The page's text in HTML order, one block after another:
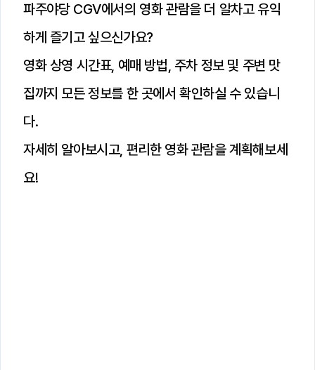
파주야당 CGV에서의 영화 관람을 더 알차고 유익
하게 즐기고 싶으신가요?
영화 상영 시간표, 예매 방법, 주차 정보 및 주변 맛
집까지 모든 정보를 한 곳에서 확인하실 수 있습니
다.
자세히 알아보시고, 편리한 영화 관람을 계획해보세
요!